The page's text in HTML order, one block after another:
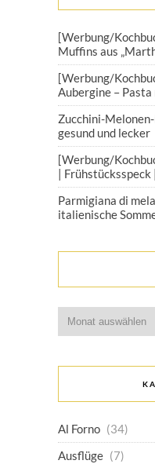
[Werbung/
Muffins aus
[Werbung/
Aubergine –
Zucchini-
gesund und lecker
[Werbung/
|
Parmigiana di
italienische
Al Forno (34)
Ausflüge (7)